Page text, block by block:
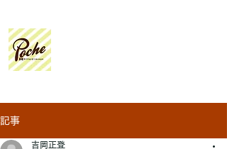
記事
吉岡正登